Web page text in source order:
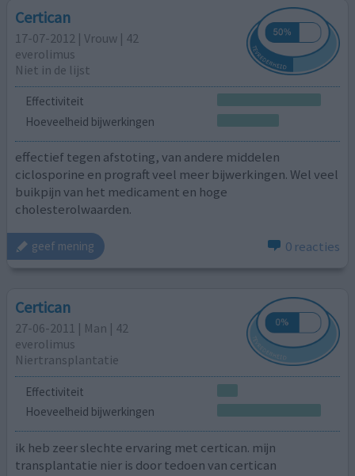
Certican
17-07-2012 | Vrouw | 42
everolimus
Niet in de lijst
Effectiviteit
Hoeveelheid bijwerkingen
effectief tegen afstoting, van andere middelen
ciclosporine en prograft veel meer bijwerkingen. Wel veel
buikpijn van het medicament en hoge
cholesterolwaarden.
geef mening 0 reacties
Certican
27-06-2011 | Man | 42
everolimus
Niertransplantatie
Effectiviteit
Hoeveelheid bijwerkingen
ik heb zeer slechte ervaring met certican. mijn
transplantatie nier is door tedoen van certican